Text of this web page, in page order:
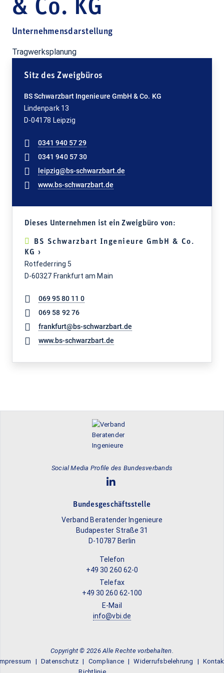
& Co. KG
Unternehmensdarstellung
Tragwerksplanung
Sitz des Zweigbüros
BS Schwarzbart Ingenieure GmbH & Co. KG
Lindenpark 13
D-04178 Leipzig
0341 940 57 29
0341 940 57 30
leipzig@bs-schwarzbart.de
www.bs-schwarzbart.de
Dieses Unternehmen ist ein Zweigbüro von:
BS Schwarzbart Ingenieure GmbH & Co.
KG ›
Rotfederring 5
D-60327 Frankfurt am Main
069 95 80 11 0
069 58 92 76
frankfurt@bs-schwarzbart.de
www.bs-schwarzbart.de
Social Media Profile des Bundesverbands
Bundesgeschäftsstelle
Verband Beratender Ingenieure
Budapester Straße 31
D-10787 Berlin
Telefon
+49 30 260 62-0
Telefax
+49 30 260 62-100
E-Mail
info@vbi.de
Copyright © 2026 Alle Rechte vorbehalten.
Datenschutz
Compliance
Widerrufsbelehrung